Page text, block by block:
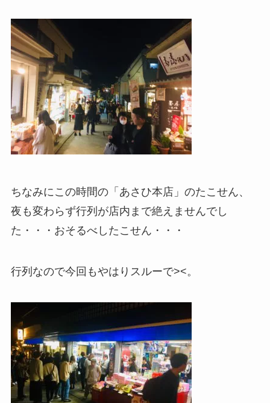
ちなみにこの時間の「あさひ本店」のたこせん、
夜も変わらず行列が店内まで絶えませんでし
た・・・おそるべしたこせん・・・
行列なので今回もやはりスルーで><。